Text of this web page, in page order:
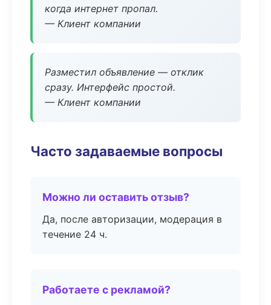
когда интернет пропал.
— Клиент компании
Разместил объявление — отклик
сразу. Интерфейс простой.
— Клиент компании
Часто задаваемые вопросы
Можно ли оставить отзыв?
Да, после авторизации, модерация в
течение 24 ч.
Работаете с рекламой?